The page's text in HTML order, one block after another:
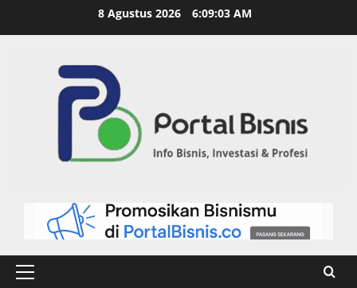
8 Agustus 2026 6:09:04 AM